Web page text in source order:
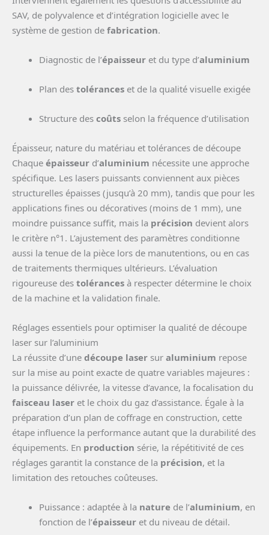
SAV, de polyvalence et d’intégration logicielle avec le
système de gestion de fabrication.
Diagnostic de l’épaisseur et du type d’aluminium
Plan des tolérances et de la qualité visuelle exigée
Structure des coûts selon la fréquence d’utilisation
Épaisseur, nature du matériau et tolérances de découpe
Chaque épaisseur d’aluminium nécessite une approche
spécifique. Les lasers puissants conviennent aux pièces
structurelles épaisses (jusqu’à 20 mm), tandis que pour les
applications fines ou décoratives (moins de 1 mm), une
moindre puissance suffit, mais la précision devient alors
le critère n°1. L’ajustement des paramètres conditionne
aussi la tenue de la pièce lors de manutentions, ou en cas
de traitements thermiques ultérieurs. L’évaluation
rigoureuse des tolérances à respecter détermine le choix
de la machine et la validation finale.
Réglages essentiels pour optimiser la qualité de découpe
laser sur l’aluminium
La réussite d’une découpe laser sur aluminium repose
sur la mise au point exacte de quatre variables majeures :
la puissance délivrée, la vitesse d’avance, la focalisation du
faisceau laser et le choix du gaz d’assistance. Égale à la
préparation d’un plan de coffrage en construction, cette
étape influence la performance autant que la durabilité des
équipements. En production série, la répétitivité de ces
réglages garantit la constance de la précision, et la
limitation des retouches coûteuses.
Puissance : adaptée à la nature de l’aluminium, en
fonction de l’épaisseur et du niveau de détail.